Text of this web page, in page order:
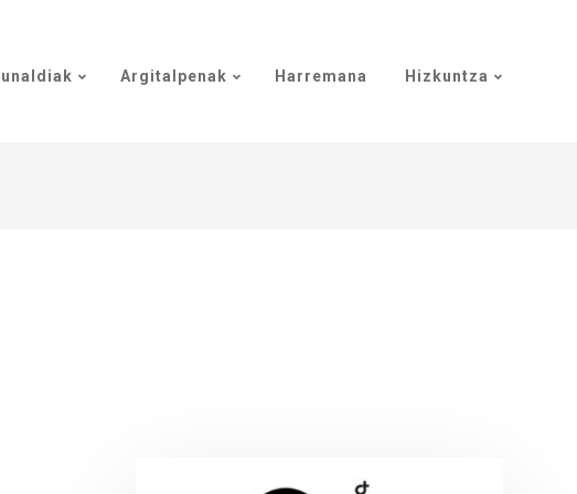
Argitalpenak Harremana Hizkuntza